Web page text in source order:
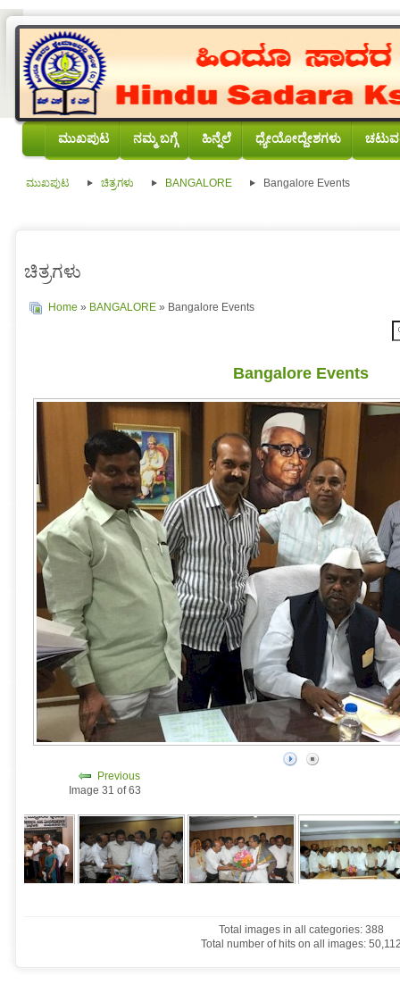
ಮುಖಪುಟ ನಮ್ಮ ಬಗ್ಗೆ ಹಿನ್ನೆಲೆ ಧ್ಯೇಯೋದ್ದೇಶಗಳು
ಮುಖಪುಟ ಚಿತ್ರಗಳು BANGALORE Bangalore Events
ಚಿತ್ರಗಳು
Home » BANGALORE » Bangalore Events
Bangalore Events
Previous
Image 31 of 63
Total images in all categories: 388
Total number of hits on all images: